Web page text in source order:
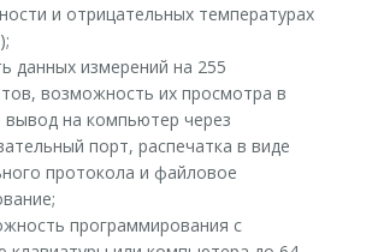
и отрицательных температурах
данных измерений на 255
возможность их просмотра в
вывод на компьютер через
порт, распечатка в виде
протокола и файловое
программирования с